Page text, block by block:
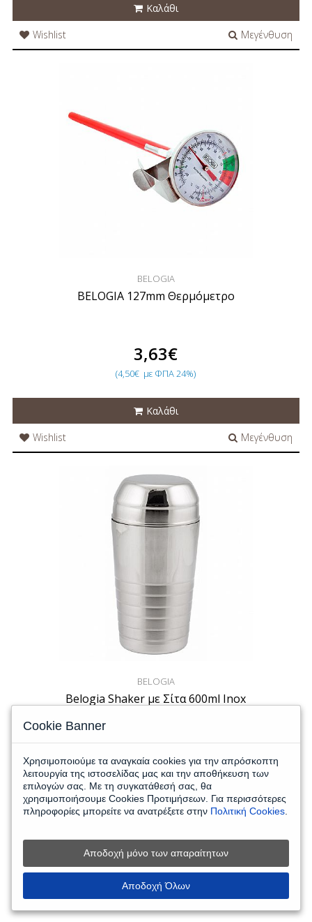
Καλάθι
Wishlist
Μεγένθυση
BELOGIA
BELOGIA 127mm Θερμόμετρο
3,63€
(4,50€ με ΦΠΑ 24%)
Καλάθι
Wishlist
Μεγένθυση
BELOGIA
Belogia Shaker με Σίτα 600ml Inox
6,21€
(7,70€ με ΦΠΑ 24%)
Καλάθι
Wishlist
Μεγένθυση
Cookie Banner
Χρησιμοποιούμε τα αναγκαία cookies για την απρόσκοπτη
λειτουργία της ιστοσελίδας μας και την αποθήκευση των
επιλογών σας. Με τη συγκατάθεσή σας, θα
χρησιμοποιήσουμε Cookies Προτιμήσεων. Για περισσότερες
πληροφορίες μπορείτε να ανατρέξετε στην Πολιτική Cookies.
Αποδοχή μόνο των απαραίτητων
Αποδοχή Όλων